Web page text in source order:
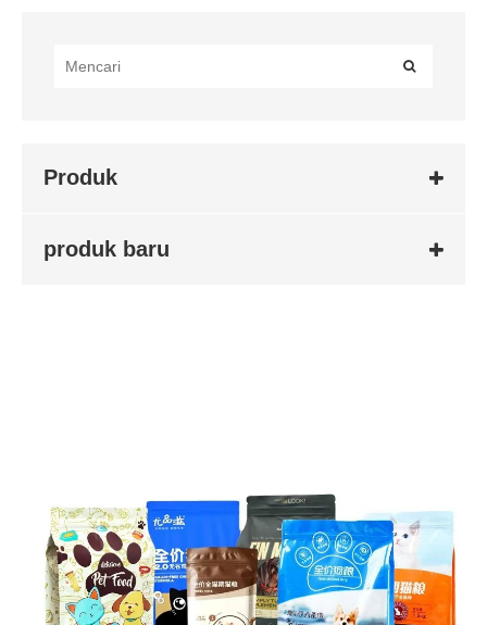
Produk
produk baru